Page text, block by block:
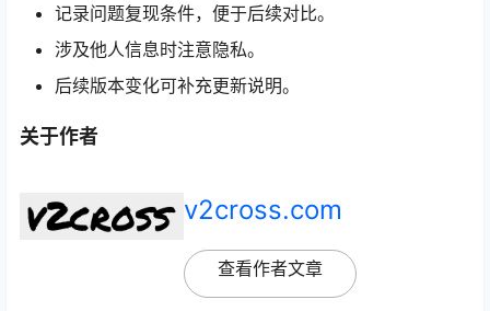
记录问题复现条件，便于后续对比。
涉及他人信息时注意隐私。
后续版本变化可补充更新说明。
关于作者
v2cross.com
查看作者文章